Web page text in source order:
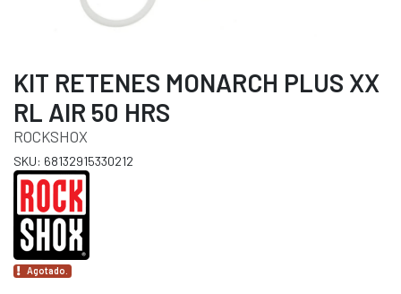
KIT RETENES MONARCH PLUS XX
RL AIR 50 HRS
ROCKSHOX
SKU: 68132915330212
Agotado.